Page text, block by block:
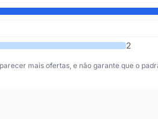
2
mais ofertas, e não garante que o